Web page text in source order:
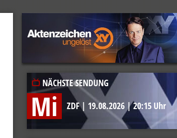
NÄCHSTE SENDUNG
Mi ZDF| 19.08.2026 |20:15 Uhr